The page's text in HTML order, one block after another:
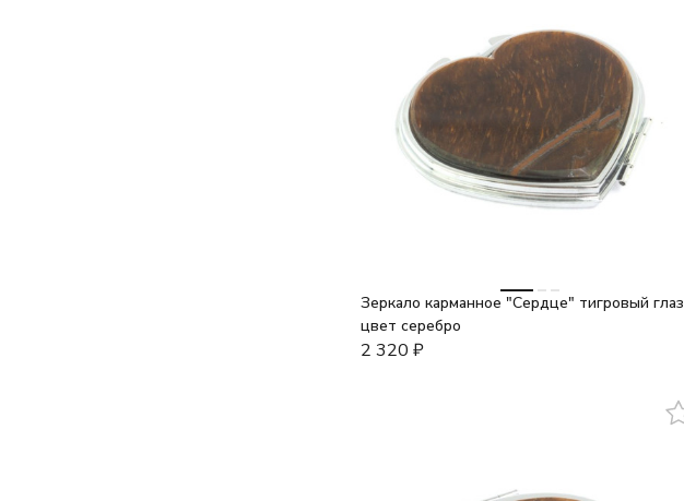
Зеркало карманное "Сердце" тигровый глаз
цвет серебро
2 320 ₽